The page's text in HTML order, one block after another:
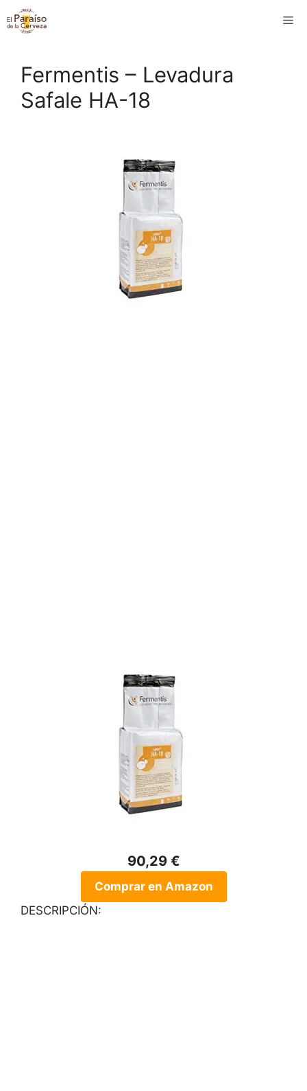
Saltar
al
Fermentis – Levadura
Safale HA-18
90,29 €
Comprar en Amazon
DESCRIPCIÓN: